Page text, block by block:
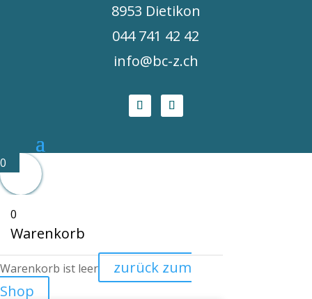
8953 Dietikon
044 741 42 42
info@bc-z.ch
0
0
Warenkorb
Warenkorb ist leer
zurück zum
Shop